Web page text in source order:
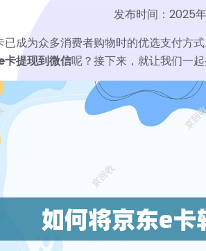
发布时间：2025
成为众多消费者购物时的优选支付方
卡提现到微信呢？接下来，就让我们一